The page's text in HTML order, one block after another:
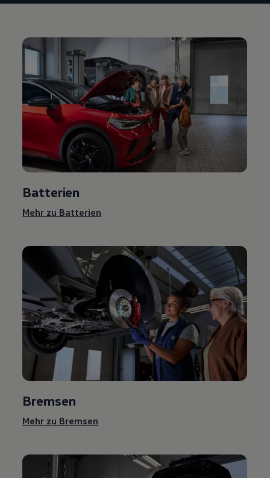
Batterien
Mehr zu Batterien
Bremsen
Mehr zu Bremsen